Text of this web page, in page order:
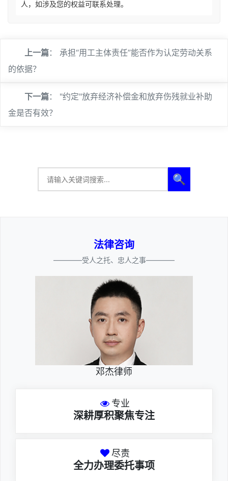
人，如涉及您的权益可联系处理。
上一篇： 承担“用工主体责任”能否作为认定劳动关系
的依据？
下一篇： "约定"放弃经济补偿金和放弃伤残就业补助
金是否有效？
🔍
法律咨询
————受人之托、忠人之事————
邓杰律师
专业
深耕厚积聚焦专注
尽责
全力办理委托事项